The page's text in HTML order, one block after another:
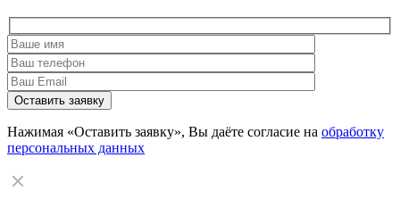
Нажимая «Оставить заявку», Вы даёте согласие на обработку
персональных данных